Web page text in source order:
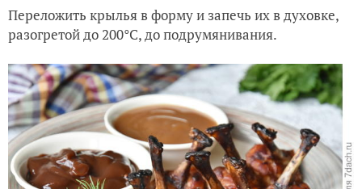
Переложить крылья в форму и запечь их в духовке,
разогретой до 200°C, до подрумянивания.